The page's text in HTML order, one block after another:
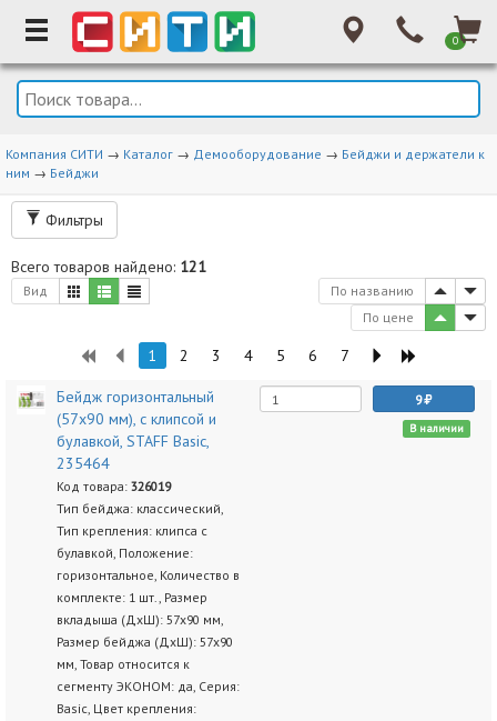
0
Компания СИТИ → Каталог → Демооборудование → Бейджи и держатели к
ним → Бейджи
Фильтры
Всего товаров найдено: 121
Вид
По названию
По цене
1 2 3 4 5 6 7
Бейдж горизонтальный
(57х90 мм), с клипсой и
булавкой, STAFF Basic,
235464
Код товара: 326019
Тип бейджа: классический,
Тип крепления: клипса с
булавкой, Положение:
горизонтальное, Количество в
комплекте: 1 шт., Размер
вкладыша (ДхШ): 57х90 мм,
Размер бейджа (ДхШ): 57х90
мм, Товар относится к
сегменту ЭКОНОМ: да, Серия:
Basic, Цвет крепления:
9
В наличии